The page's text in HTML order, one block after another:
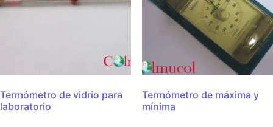
Termómetro de vidrio para
laboratorio
Termómetro de máxima y
mínima